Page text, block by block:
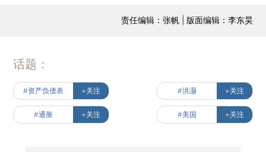
责任编辑：张帆 | 版面编辑：李东昊
话题：
#资产负债表 +关注 #洪灏 +关注
#通胀 +关注 #美国 +关注